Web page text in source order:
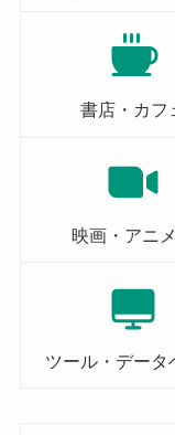
書店・カフ
映画・アニ
ツール・データ